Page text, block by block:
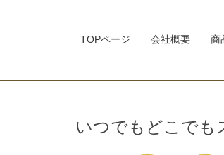
TOPページ 会社概要 商
いつでもどこでも